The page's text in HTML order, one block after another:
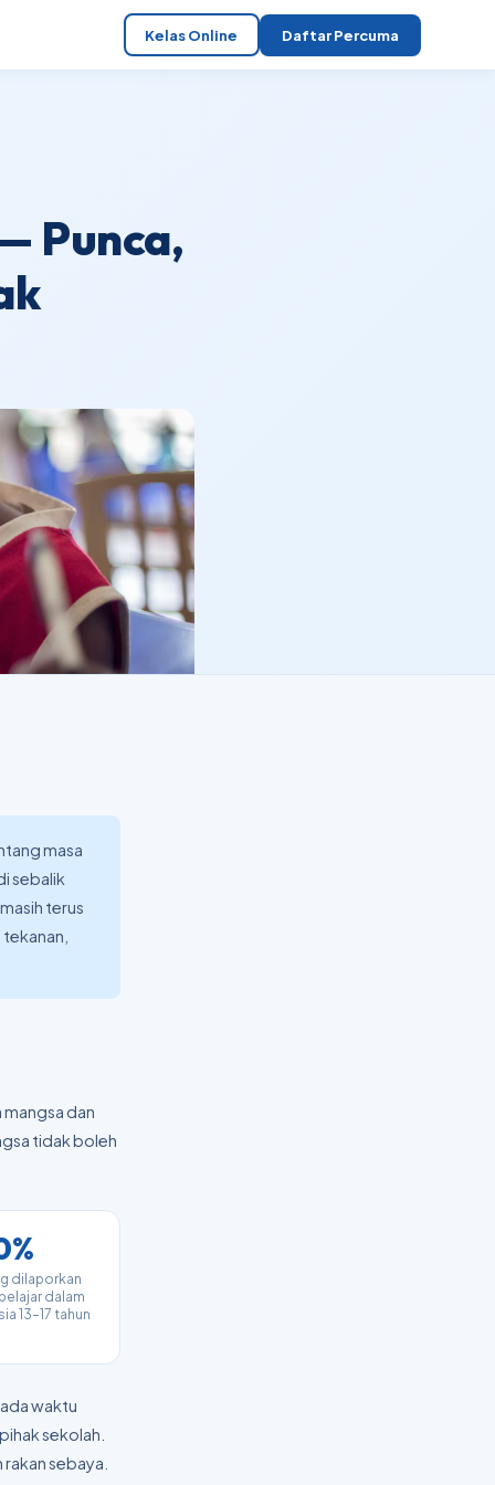
Kelas Online Daftar Percuma
Punca,
masa
sebalik
terus
mangsa dan
tidak boleh
dilaporkan
dalam
13–17 tahun
waktu
sekolah.
sebaya.